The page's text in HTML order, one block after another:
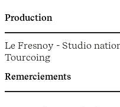
Production
Le Fresnoy - Studio
Tourcoing
Remerciements